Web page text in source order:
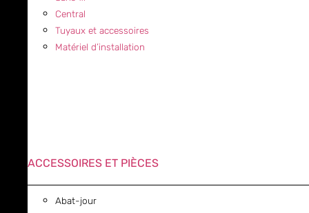
Central
Tuyaux et accessoires
Matériel d’installation
ACCESSOIRES ET PIÈCES
Abat-jour